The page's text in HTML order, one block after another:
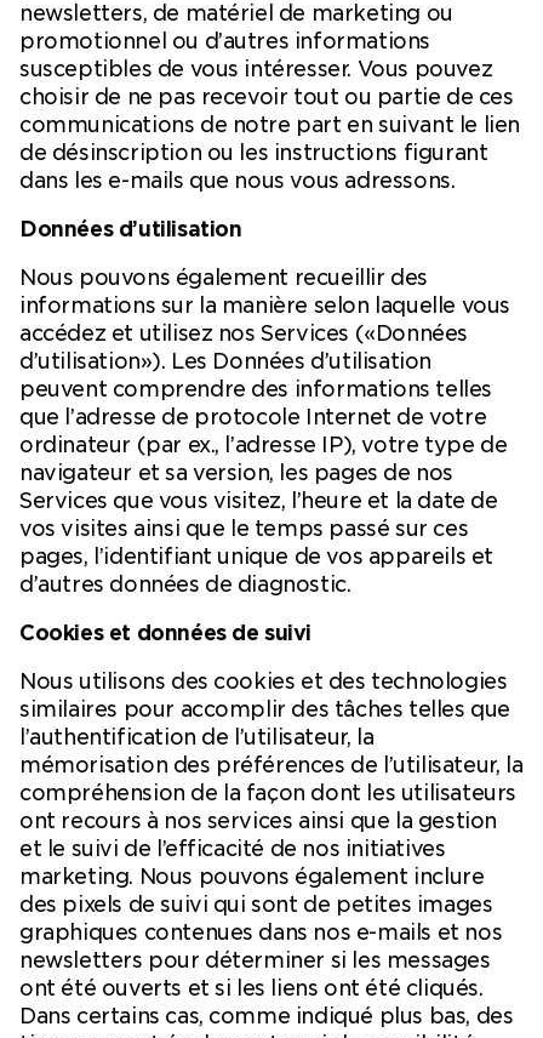
newsletters, de matériel de marketing ou
promotionnel ou d’autres informations
susceptibles de vous intéresser. Vous pouvez
choisir de ne pas recevoir tout ou partie de ces
communications de notre part en suivant le lien
de désinscription ou les instructions figurant
dans les e-mails que nous vous adressons.
Données d’utilisation
Nous pouvons également recueillir des
informations sur la manière selon laquelle vous
accédez et utilisez nos Services («Données
d’utilisation»). Les Données d’utilisation
peuvent comprendre des informations telles
que l’adresse de protocole Internet de votre
ordinateur (par ex., l’adresse IP), votre type de
navigateur et sa version, les pages de nos
Services que vous visitez, l’heure et la date de
vos visites ainsi que le temps passé sur ces
pages, l’identifiant unique de vos appareils et
d’autres données de diagnostic.
Cookies et données de suivi
Nous utilisons des cookies et des technologies
similaires pour accomplir des tâches telles que
l’authentification de l’utilisateur, la
mémorisation des préférences de l’utilisateur, la
compréhension de la façon dont les utilisateurs
ont recours à nos services ainsi que la gestion
et le suivi de l’efficacité de nos initiatives
marketing. Nous pouvons également inclure
des pixels de suivi qui sont de petites images
graphiques contenues dans nos e-mails et nos
newsletters pour déterminer si les messages
ont été ouverts et si les liens ont été cliqués.
Dans certains cas, comme indiqué plus bas, des